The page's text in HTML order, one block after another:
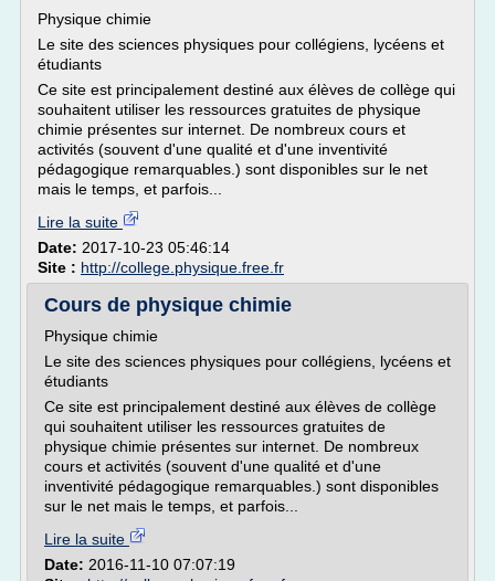
Physique chimie
Le site des sciences physiques pour collégiens, lycéens et
étudiants
Ce site est principalement destiné aux élèves de collège qui
souhaitent utiliser les ressources gratuites de physique
chimie présentes sur internet. De nombreux cours et
activités (souvent d'une qualité et d'une inventivité
pédagogique remarquables.) sont disponibles sur le net
mais le temps, et parfois...
Lire la suite
Date: 2017-10-23 05:46:14
Site : http://college.physique.free.fr
Cours de physique chimie
Physique chimie
Le site des sciences physiques pour collégiens, lycéens et
étudiants
Ce site est principalement destiné aux élèves de collège
qui souhaitent utiliser les ressources gratuites de
physique chimie présentes sur internet. De nombreux
cours et activités (souvent d'une qualité et d'une
inventivité pédagogique remarquables.) sont disponibles
sur le net mais le temps, et parfois...
Lire la suite
Date: 2016-11-10 07:07:19